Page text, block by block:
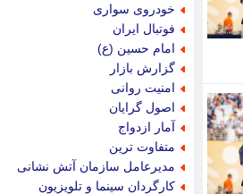
خودروی سواری
فوتبال ایران
امام حسین (ع)
گزارش بازار
امنیت روانی
اصول گرایان
آمار ازدواج
متفاوت ترین
مدیرعامل سازمان آتش نشانی
کارگردان سینما و تلویزیون